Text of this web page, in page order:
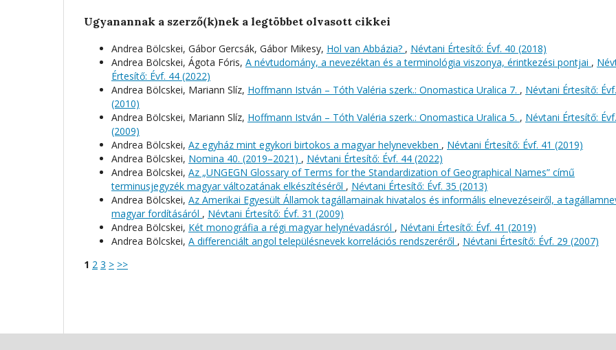
Ugyanannak a szerző(k)nek a legtöbbet olvasott cikkei
Andrea Bölcskei, Gábor Gercsák, Gábor Mikesy, Hol van Abbázia? , Névtani Értesítő: Évf. 40 (2018)
Andrea Bölcskei, Ágota Fóris, A névtudomány, a nevezéktan és a terminológia viszonya, érintkezési pontjai ,
Értesítő: Évf. 44 (2022)
Andrea Bölcskei, Mariann Slíz, Hoffmann István – Tóth Valéria szerk.: Onomastica Uralica 7. , Névtani Értesítő:
(2010)
Andrea Bölcskei, Mariann Slíz, Hoffmann István – Tóth Valéria szerk.: Onomastica Uralica 5. , Névtani Értesítő:
(2009)
Andrea Bölcskei, Az egyház mint egykori birtokos a magyar helynevekben , Névtani Értesítő: Évf. 41 (2019)
Andrea Bölcskei, Nomina 40. (2019–2021) , Névtani Értesítő: Évf. 44 (2022)
Andrea Bölcskei, Az „UNGEGN Glossary of Terms for the Standardization of Geographical Names” című
terminusjegyzék magyar változatának elkészítéséről , Névtani Értesítő: Évf. 35 (2013)
Andrea Bölcskei, Az Amerikai Egyesült Államok tagállamainak hivatalos és informális elnevezéseiről, a
magyar fordításáról , Névtani Értesítő: Évf. 31 (2009)
Andrea Bölcskei, Két monográfia a régi magyar helynévadásról , Névtani Értesítő: Évf. 41 (2019)
Andrea Bölcskei, A differenciált angol településnevek korrelációs rendszeréről , Névtani Értesítő: Évf. 29 (2007)
1 2 3 > >>